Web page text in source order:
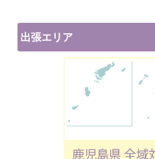
出張エリア